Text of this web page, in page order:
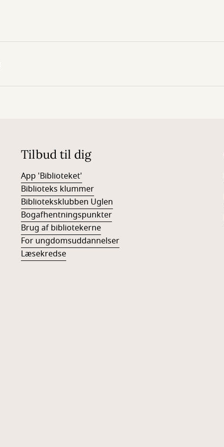
Tilbud til dig
App 'Biblioteket'
Biblioteks klummer
Biblioteksklubben Uglen
Bogafhentningspunkter
Brug af bibliotekerne
For ungdomsuddannelser
Læsekredse